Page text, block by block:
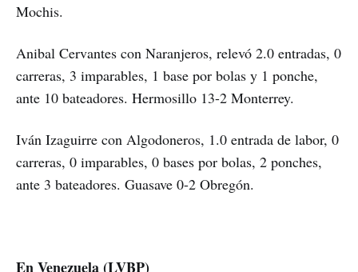
Mochis.
Anibal Cervantes con Naranjeros, relevó 2.0 entradas, 0
carreras, 3 imparables, 1 base por bolas y 1 ponche,
ante 10 bateadores. Hermosillo 13-2 Monterrey.
Iván Izaguirre con Algodoneros, 1.0 entrada de labor, 0
carreras, 0 imparables, 0 bases por bolas, 2 ponches,
ante 3 bateadores. Guasave 0-2 Obregón.
En Venezuela (LVBP)